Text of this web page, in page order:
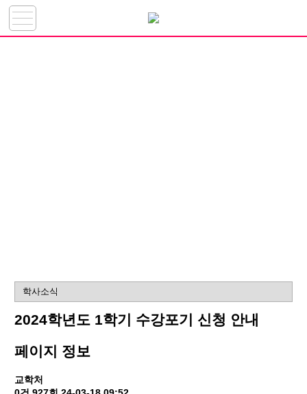
2024학년도 1학기 수강포기 신청 안내
페이지 정보
교학처